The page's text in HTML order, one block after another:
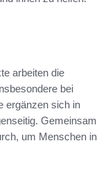
arbeiten die
bei
ergänzen sich in
Gemeinsam
um Menschen in